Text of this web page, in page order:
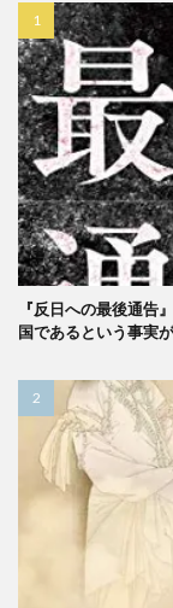
『反日への最後通
国であるという事実